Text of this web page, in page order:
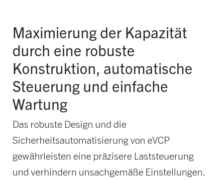
Maximierung der Kapazität
durch eine robuste
Konstruktion, automatische
Steuerung und einfache
Wartung
Das robuste Design und die
Sicherheitsautomatisierung von eVCP
gewährleisten eine präzisere Laststeuerung
und verhindern unsachgemäße Einstellungen.